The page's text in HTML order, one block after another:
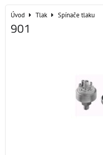
Úvod Tlak Spínače tlaku
901